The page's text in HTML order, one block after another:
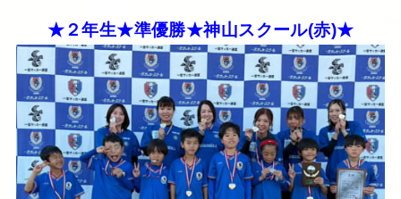
★２年生★準優勝★神山スクール(赤)★